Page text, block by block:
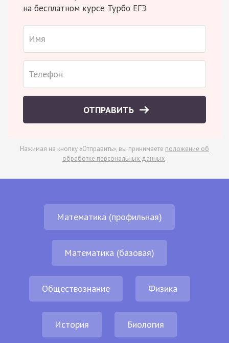
на бесплатном курсе Турбо ЕГЭ
ОТПРАВИТЬ
Нажимая на кнопку «Отправить», вы принимаете положение об
обработке персональных данных.
Математика (профильная)
Математика (базовая)
Обществознание Физика
История Биология